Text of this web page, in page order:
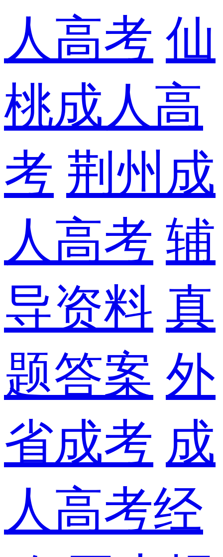
人高考 仙
桃成人高
考 荆州成
人高考 辅
导资料 真
题答案 外
省成考 成
人高考经